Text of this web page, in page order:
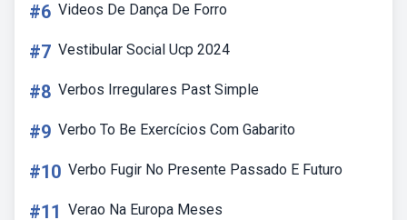
#6 Videos De Dança De Forro
#7 Vestibular Social Ucp 2024
#8 Verbos Irregulares Past Simple
#9 Verbo To Be Exercícios Com Gabarito
#10 Verbo Fugir No Presente Passado E Futuro
#11 Verao Na Europa Meses